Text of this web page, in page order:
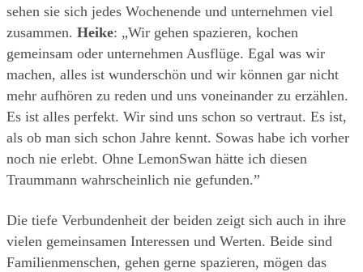
sehen sie sich jedes Wochenende und unternehmen viel
zusammen. Heike: „Wir gehen spazieren, kochen
gemeinsam oder unternehmen Ausflüge. Egal was wir
machen, alles ist wunderschön und wir können gar nicht
mehr aufhören zu reden und uns voneinander zu erzählen.
Es ist alles perfekt. Wir sind uns schon so vertraut. Es ist,
als ob man sich schon Jahre kennt. Sowas habe ich vorher
noch nie erlebt. Ohne LemonSwan hätte ich diesen
Traummann wahrscheinlich nie gefunden.”
Die tiefe Verbundenheit der beiden zeigt sich auch in ihre
vielen gemeinsamen Interessen und Werten. Beide sind
Familienmenschen, gehen gerne spazieren, mögen das